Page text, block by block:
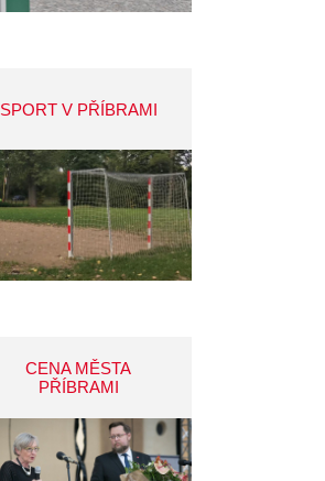
SPORT V PŘÍBRAMI
CENA MĚSTA
PŘÍBRAMI